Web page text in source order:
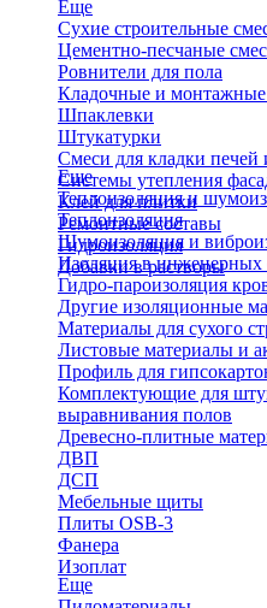
Еще
Сухие строительные
Цементно-песчаные
Ровнители для пола
Кладочные и монтажные
Шпаклевки
Штукатурки
Смеси для кладки печей
Системы утепления
Клей для плитки
Ремонтные составы
Гидроизоляция
Добавки в растворы
Еще
Теплоизоляция и
Теплоизоляция
Шумоизоляция и
Изоляция в инженерных
Гидро-пароизоляция
Другие изоляционные
Материалы для сухого
Листовые материалы и
Профиль для
Комплектующие для
выравнивания полов
Древесно-плитные
ДВП
ДСП
Мебельные щиты
Плиты OSB-3
Фанера
Изоплат
Еще